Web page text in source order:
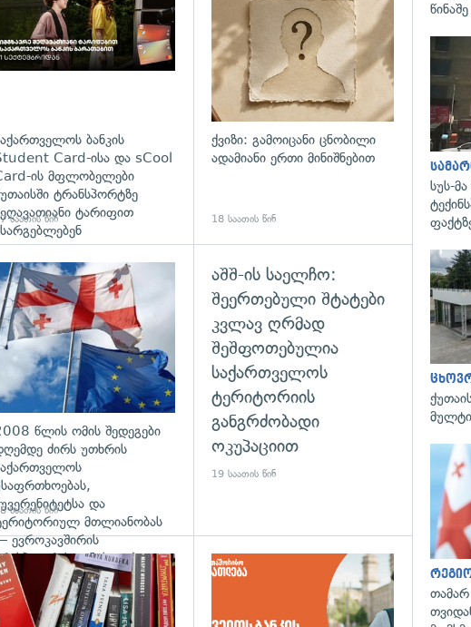
ბანკის
Card-ისა და sCool
ის მფლობელები
ტრანსპორტზე
ტარიფით
საათის წინ
ქვიზი: გამოიცანი ცნობილი
ადამიანი ერთი მინიშნებით
18 საათის წინ
გადახედვა
წლის ომის შედეგები
ძირს უთხრის
და
მთლიანობას
ევროკავშირის
განცხადება
საათის წინ
აშშ-ის საელჩო:
შეერთებული შტატები
კვლავ ღრმად
შეშფოთებულია
საქართველოს
ტერიტორიის
განგრძობადი
ოკუპაციით
19 საათის წინ
გადახედვა
სუს-